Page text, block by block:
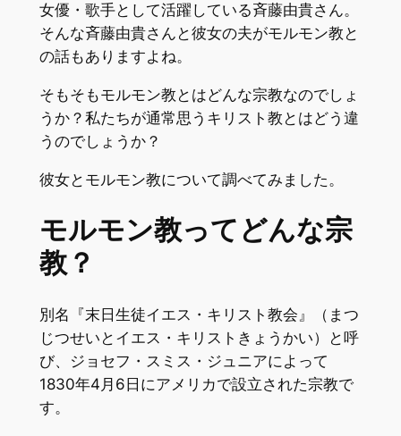
女優・歌手として活躍している斉藤由貴さん。
そんな斉藤由貴さんと彼女の夫がモルモン教と
の話もありますよね。
そもそもモルモン教とはどんな宗教なのでしょ
うか？私たちが通常思うキリスト教とはどう違
うのでしょうか？
彼女とモルモン教について調べてみました。
モルモン教ってどんな宗
教？
別名『末日生徒イエス・キリスト教会』（まつ
じつせいとイエス・キリストきょうかい）と呼
び、ジョセフ・スミス・ジュニアによって
1830年4月6日にアメリカで設立された宗教で
す。